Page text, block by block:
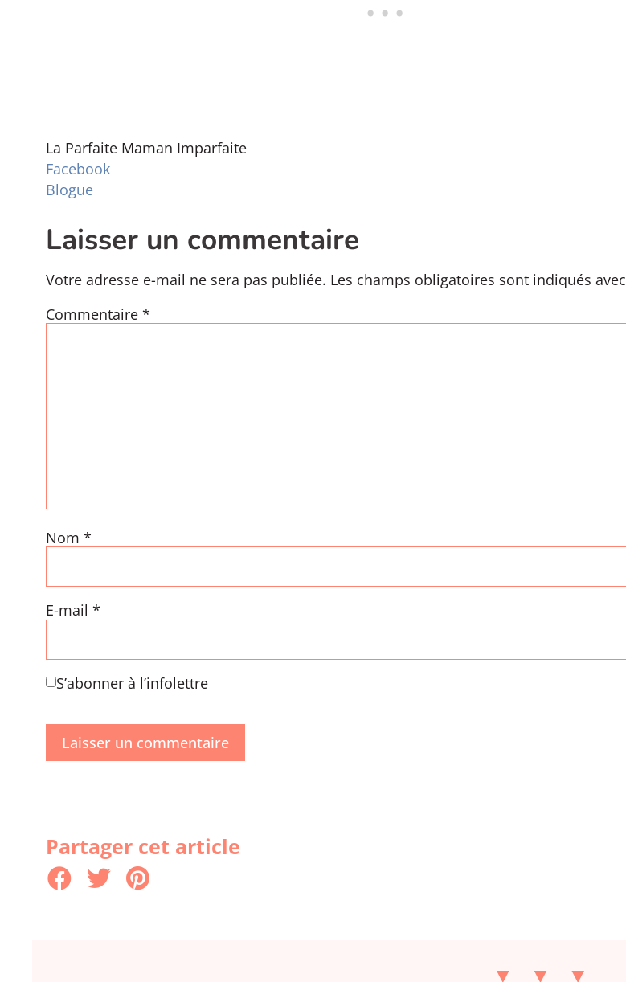
La Parfaite Maman Imparfaite
Facebook
Blogue
Laisser un commentaire
Votre adresse e-mail ne sera pas publiée. Les champs obligatoires sont indiqués avec
Commentaire *
Nom *
E-mail *
S’abonner à l’infolettre
Partager cet article